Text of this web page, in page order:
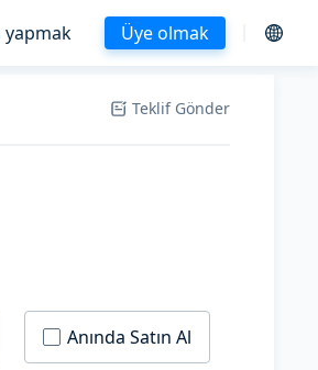
yapmak Üye olmak
Teklif Gönder
Anında Satın Al